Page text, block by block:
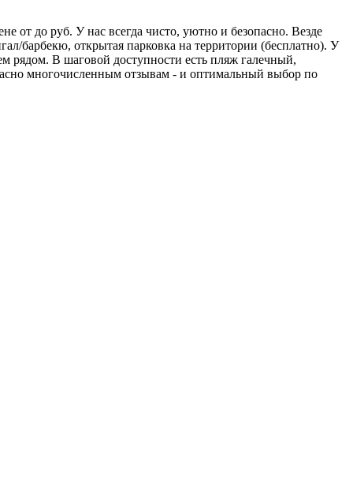
от до руб. У нас всегда чисто, уютно и безопасно. Везде
барбекю, открытая парковка на территории (бесплатно). У
рядом. В шаговой доступности есть пляж галечный,
многочисленным отзывам - и оптимальный выбор по